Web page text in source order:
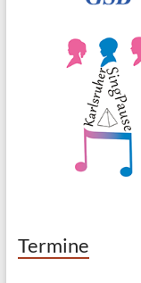
Termine